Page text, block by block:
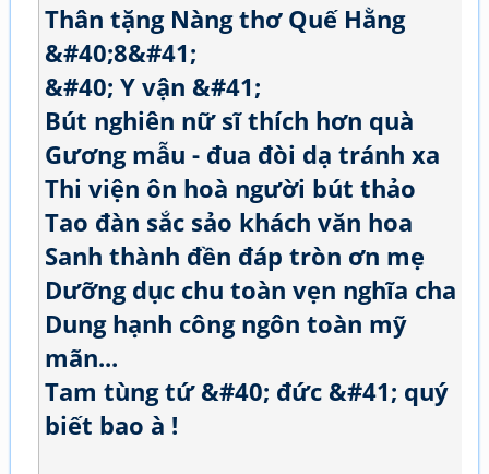
Thân tặng Nàng thơ Quế Hằng
&#40;8&#41;
&#40; Y vận &#41;
Bút nghiên nữ sĩ thích hơn quà
Gương mẫu - đua đòi dạ tránh xa
Thi viện ôn hoà người bút thảo
Tao đàn sắc sảo khách văn hoa
Sanh thành đền đáp tròn ơn mẹ
Dưỡng dục chu toàn vẹn nghĩa cha
Dung hạnh công ngôn toàn mỹ
mãn...
Tam tùng tứ &#40; đức &#41; quý
biết bao à !